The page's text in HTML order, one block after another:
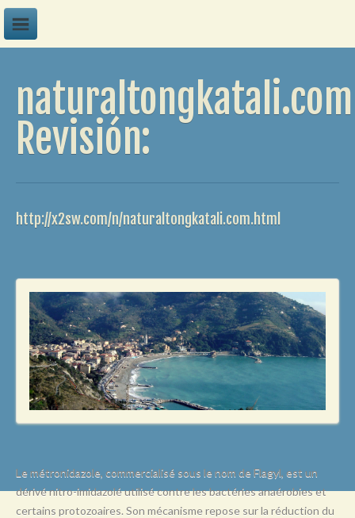
G
P
Q
naturaltongkatali.com
Revisión:
http://x2sw.com/n/naturaltongkatali.com.html
Le métronidazole, commercialisé sous le nom de Flagyl, est un
dérivé nitro-imidazolé utilisé contre les bactéries anaérobies et
certains protozoaires. Son mécanisme repose sur la réduction du